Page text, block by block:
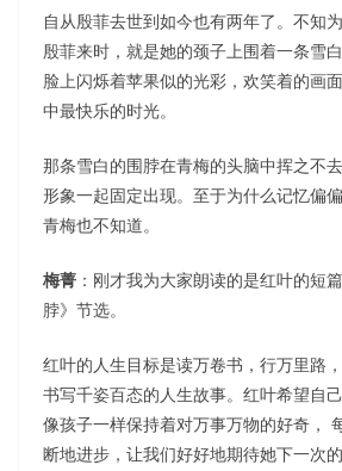
自从殷菲去世到如今也有两年了。不知
殷菲来时，就是她的颈子上围着一条雪
脸上闪烁着苹果似的光彩，欢笑着的画
中最快乐的时光。
那条雪白的围脖在青梅的头脑中挥之不
形象一起固定出现。至于为什么记忆偏
青梅也不知道。
梅菁 ：刚才我为大家朗读的是红叶的短
脖》节选。
红叶的人生目标是读万卷书，行万里路
书写千姿百态的人生故事。红叶希望自
像孩子一样保持着对万事万物的好奇，
断地进步，让我们好好地期待她下一次的